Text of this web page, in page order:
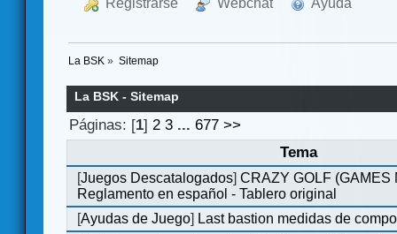
Registrarse Webchat Ayuda
La BSK » Sitemap
La BSK - Sitemap
Páginas: [1]2 3 ...677 >>
Tema
[Juegos Descatalogados]CRAZY GOLF (GAMES
Reglamento en español - Tablero original
[Ayudas de Juego] Last bastion medidas de